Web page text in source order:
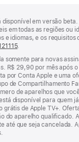
disponível em versão
em todas as regiões ou
e idiomas, e os requisitos
(o
abre
em
uma
nova
janela)
.
somente para novas
R$ 29,90 por mês após
por Conta Apple e uma
de Compartilhamento
de aparelhos que
disponível para quem
grátis de Apple TV+.
do aparelho qualificado.
até que seja cancelada.